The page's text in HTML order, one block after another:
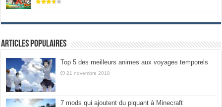
Articles populaires
Top 5 des meilleurs animes aux voyages temporels
21 novembre 2018
7 mods qui ajoutent du piquant à Minecraft